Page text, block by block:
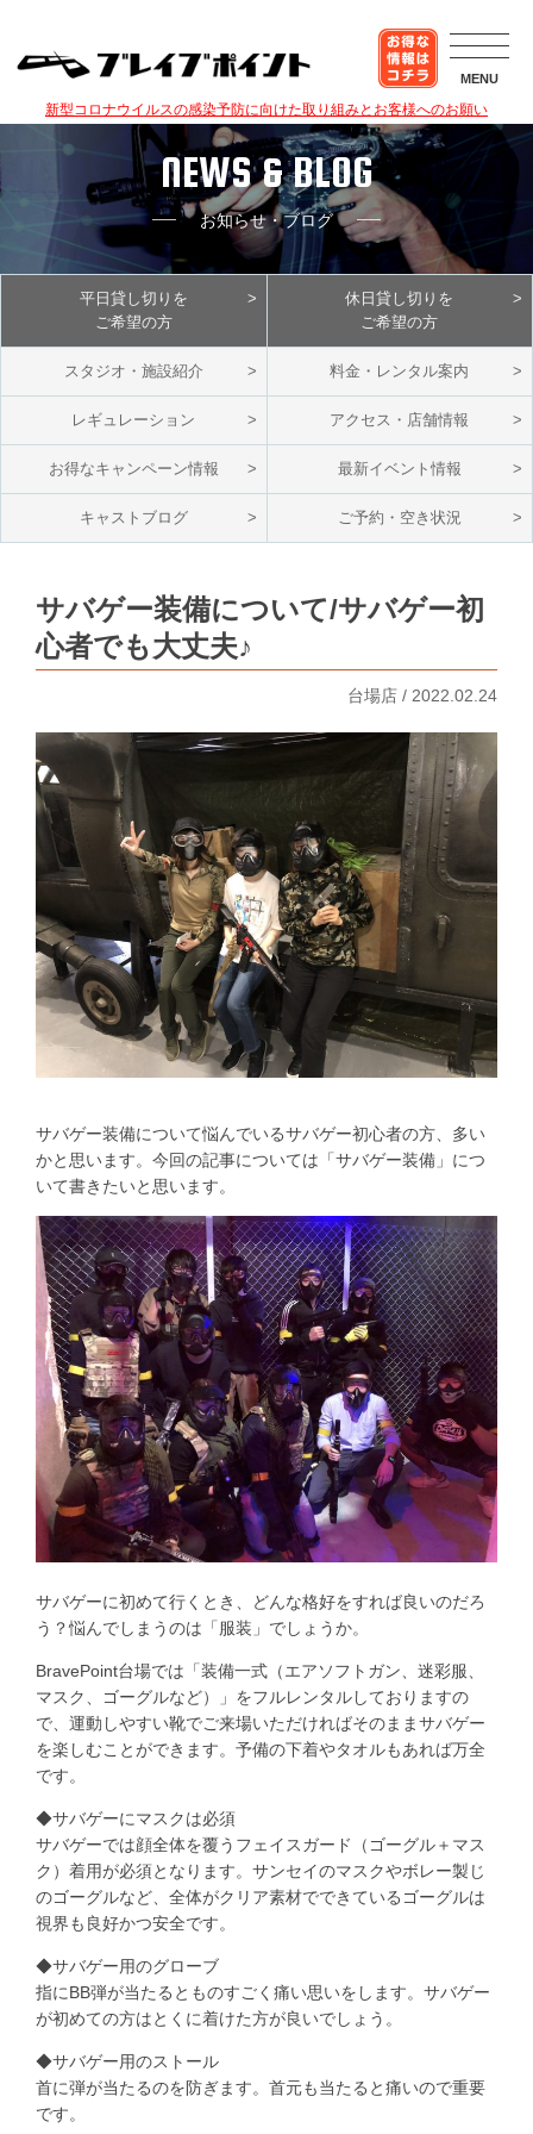
MENU
新型コロナウイルスの感染予防に向けた取り組みとお客様へのお願い
NEWS & BLOG
お知らせ・ブログ
平日貸し切りを
ご希望の方
休日貸し切りを
ご希望の方
スタジオ・施設紹介 料金・レンタル案内
レギュレーション アクセス・店舗情報
お得なキャンペーン情報 最新イベント情報
キャストブログ ご予約・空き状況
サバゲー装備について/サバゲー初
心者でも大丈夫♪
台場店 / 2022.02.24
サバゲー装備について悩んでいるサバゲー初心者の方、多い
かと思います。今回の記事については「サバゲー装備」につ
いて書きたいと思います。
サバゲーに初めて行くとき、どんな格好をすれば良いのだろ
う？悩んでしまうのは「服装」でしょうか。
BravePoint台場では「装備一式（エアソフトガン、迷彩服、
マスク、ゴーグルなど）」をフルレンタルしておりますの
で、運動しやすい靴でご来場いただければそのままサバゲー
を楽しむことができます。予備の下着やタオルもあれば万全
です。
◆サバゲーにマスクは必須
サバゲーでは顔全体を覆うフェイスガード（ゴーグル＋マス
ク）着用が必須となります。サンセイのマスクやボレー製じ
のゴーグルなど、全体がクリア素材でできているゴーグルは
視界も良好かつ安全です。
◆サバゲー用のグローブ
指にBB弾が当たるとものすごく痛い思いをします。サバゲー
が初めての方はとくに着けた方が良いでしょう。
◆サバゲー用のストール
首に弾が当たるのを防ぎます。首元も当たると痛いので重要
です。